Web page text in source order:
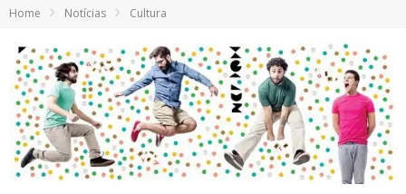
Santa Luzia encerra Semana de Conscientização do Autismo com atividades abertas ao público
“Cê Tá Doido Festival” confirma o Mineirão como palco da festa
Home Notícias Cultura